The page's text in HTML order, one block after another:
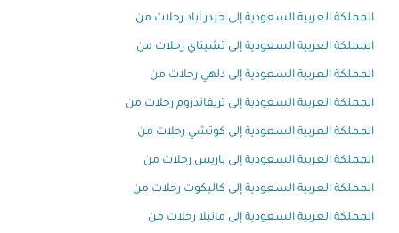
المملكة العربية السعودية إلى حيدر أباد رحلات من
المملكة العربية السعودية إلى تشيناي رحلات من
المملكة العربية السعودية إلى دلهي رحلات من
المملكة العربية السعودية إلى تريفاندروم رحلات من
المملكة العربية السعودية إلى كوتشي رحلات من
المملكة العربية السعودية إلى باريس رحلات من
المملكة العربية السعودية إلى كاليكوت رحلات من
المملكة العربية السعودية إلى مانيلا رحلات من